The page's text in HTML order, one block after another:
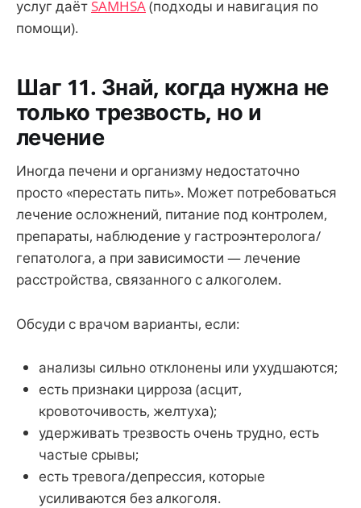
услуг даёт SAMHSA(подходы и навигация по
помощи).
Шаг 11. Знай, когда нужна не
только трезвость, но и
лечение
Иногда печени и организму недостаточно
просто «перестать пить». Может потребоваться
лечение осложнений, питание под контролем,
препараты, наблюдение у гастроэнтеролога/
гепатолога, а при зависимости — лечение
расстройства, связанного с алкоголем.
Обсуди с врачом варианты, если:
анализы сильно отклонены или ухудшаются;
есть признаки цирроза (асцит,
кровоточивость, желтуха);
удерживать трезвость очень трудно, есть
частые срывы;
есть тревога/депрессия, которые
усиливаются без алкоголя.